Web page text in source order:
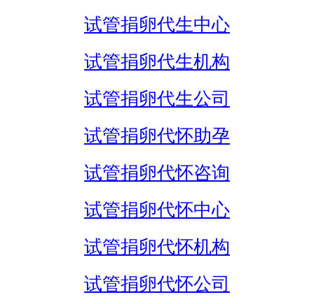
试管捐卵代生中心
试管捐卵代生机构
试管捐卵代生公司
试管捐卵代怀助孕
试管捐卵代怀咨询
试管捐卵代怀中心
试管捐卵代怀机构
试管捐卵代怀公司